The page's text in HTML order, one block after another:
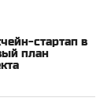
стартап в
план